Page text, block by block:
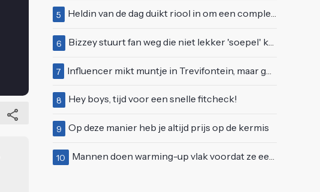
5 Heldin van de dag duikt riool in om een complete eendenfamilie te redden
6 Bizzey stuurt fan weg die niet lekker 'soepel' kan bewegen op podium
7 Influencer mikt muntje in Trevifontein, maar gooit toerist bijna knock-out
8 Hey boys, tijd voor een snelle fitcheck!
9 Op deze manier heb je altijd prijs op de kermis
10 Mannen doen warming-up vlak voordat ze een juwelierszaak in Rhenen overvallen